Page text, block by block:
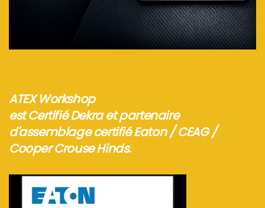
Voir plus...
ATEX Workshop
est Certifié Dekra et partenaire
d'assemblage certifié Eaton / CEAG /
Cooper Crouse Hinds.